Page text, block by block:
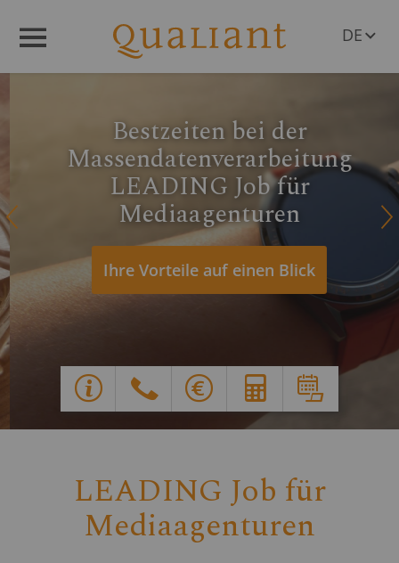
DE
AT
Bestzeiten bei der
Massendatenverarbeitung
LEADING Job für
Mediaagenturen
Ihre Vorteile auf einen Blick
Q R
Y G X E d
LEADING Job für
Mediaagenturen